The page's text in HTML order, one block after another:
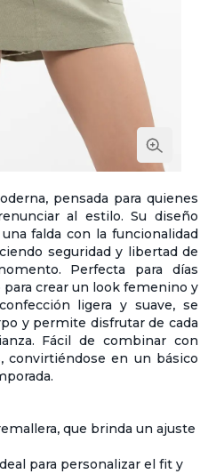
pensada para quienes
al estilo. Su diseño
falda con la funcionalidad
seguridad y libertad de
Perfecta para días
para crear un look femenino y
ligera y suave, se
y permite disfrutar de cada
Fácil de combinar con
convirtiéndose en un básico
que brinda un ajuste
para personalizar el fit y